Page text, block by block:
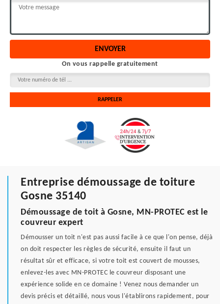
On vous rappelle gratuitement
Entreprise démoussage de toiture
Gosne 35140
Démoussage de toit à Gosne, MN-PROTEC est le
couvreur expert
Démousser un toit n'est pas aussi facile à ce que l'on pense, déjà
on doit respecter les règles de sécurité, ensuite il faut un
résultat sûr et efficace, si votre toit est couvert de mousses,
enlevez-les avec MN-PROTEC le couvreur disposant une
expérience solide en ce domaine ! Venez nous demander un
devis précis et détaillé, nous vous l'établirons rapidement, pour